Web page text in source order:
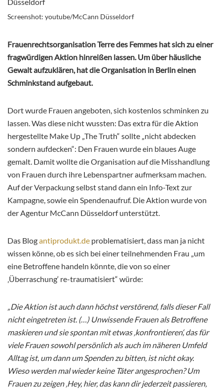
Screenshot: youtube/McCann Düsseldorf
Frauenrechtsorganisation Terre des Femmes hat sich zu einer
fragwürdigen Aktion hinreißen lassen. Um über häusliche
Gewalt aufzuklären, hat die Organisation in Berlin einen
Schminkstand aufgebaut.
Dort wurde Frauen angeboten, sich kostenlos schminken zu
lassen. Was diese nicht wussten: Das extra für die Aktion
hergestellte Make Up „The Truth“ sollte „nicht abdecken
sondern aufdecken“: Den Frauen wurde ein blaues Auge
gemalt. Damit wollte die Organisation auf die Misshandlung
von Frauen durch ihre Lebenspartner aufmerksam machen.
Auf der Verpackung selbst stand dann ein Info-Text zur
Kampagne, sowie ein Spendenaufruf. Die Aktion wurde von
der Agentur McCann Düsseldorf unterstützt.
Das Blogantiprodukt.de problematisiert, dass man ja nicht
wissen könne, ob es sich bei einer teilnehmenden Frau „um
eine Betroffene handeln könnte, die von so einer
‚Überraschung‘ re-traumatisiert“ würde:
„Die Aktion ist auch dann höchst verstörend, falls dieser Fall
nicht eingetreten ist. (…) Unwissende Frauen als Betroffene
maskieren und sie spontanmit etwas ‚konfrontieren‘, das für
viele Frauen sowohl persönlich als auch im näheren Umfeld
Alltag ist, um dann um Spenden zu bitten, ist nicht okay.
Wieso werden mal wieder keine Täter angesprochen? Um
Frauen zu zeigen ‚Hey, hier, das kann dir jederzeit passieren,